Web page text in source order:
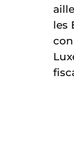
les